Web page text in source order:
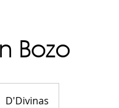
Bozo
D'Divinas